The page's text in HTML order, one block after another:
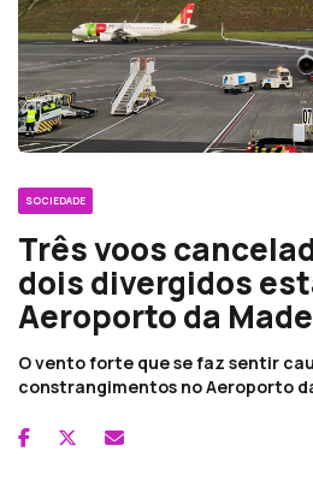
SOCIEDADE
Três voos
dois divergidos
Aeroporto da
O vento forte que se faz sentir
constrangimentos no Aeroporto